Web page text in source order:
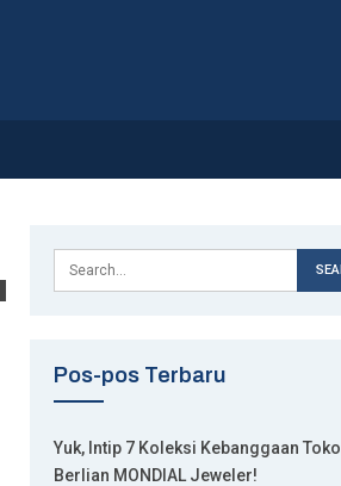
Pos-pos Terbaru
Yuk, Intip 7 Koleksi Kebanggaan Toko
Berlian MONDIAL Jeweler!